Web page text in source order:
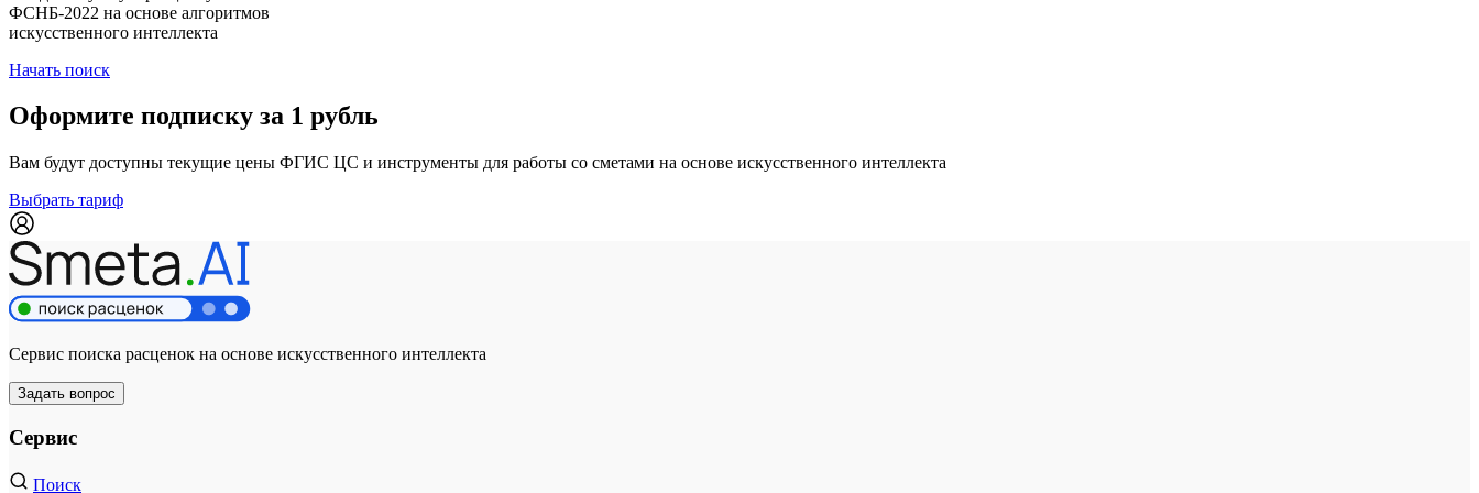
ФСНБ-2022 на основе алгоритмов
искусственного интеллекта
Начать поиск
Оформите подписку за 1 рубль
Вам будут доступны текущие цены ФГИС ЦС и инструменты для работы со сметами на основе искусственного интеллекта
Выбрать тариф
Сервис поиска расценок на основе искусственного интеллекта
Задать вопрос
Сервис
Поиск